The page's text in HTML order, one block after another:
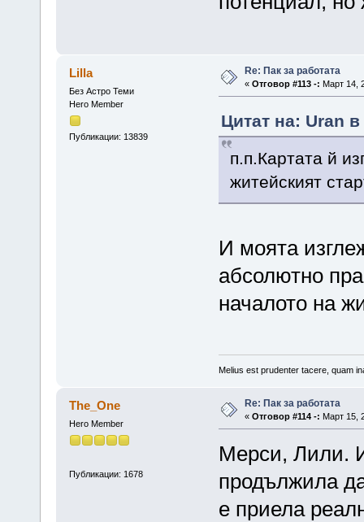
Lilla
Без Астро Теми
Hero Member
Публикации: 13839
Re: Пак за работата
« Отговор #113 -: Март 14,
Цитат на: Uran
п.п.Картата й
житейският
И моята
абсолютно
началото на
Melius est prudenter tacere, quam
The_One
Hero Member
Публикации: 1678
Re: Пак за работата
« Отговор #114 -: Март 15,
Мерси, Лили.
продължила
е приела